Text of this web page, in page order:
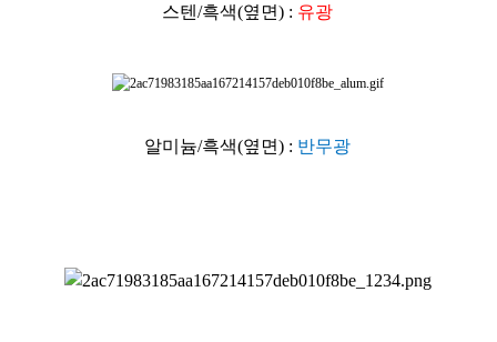
스텐/흑색(옆면) : 유광
알미늄/흑색(옆면) : 반무광